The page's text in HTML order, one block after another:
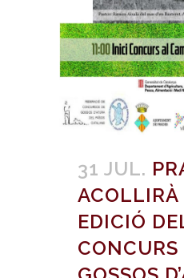
31 JUL.
ACOLLIRÀ
EDICIÓ
CONCURS